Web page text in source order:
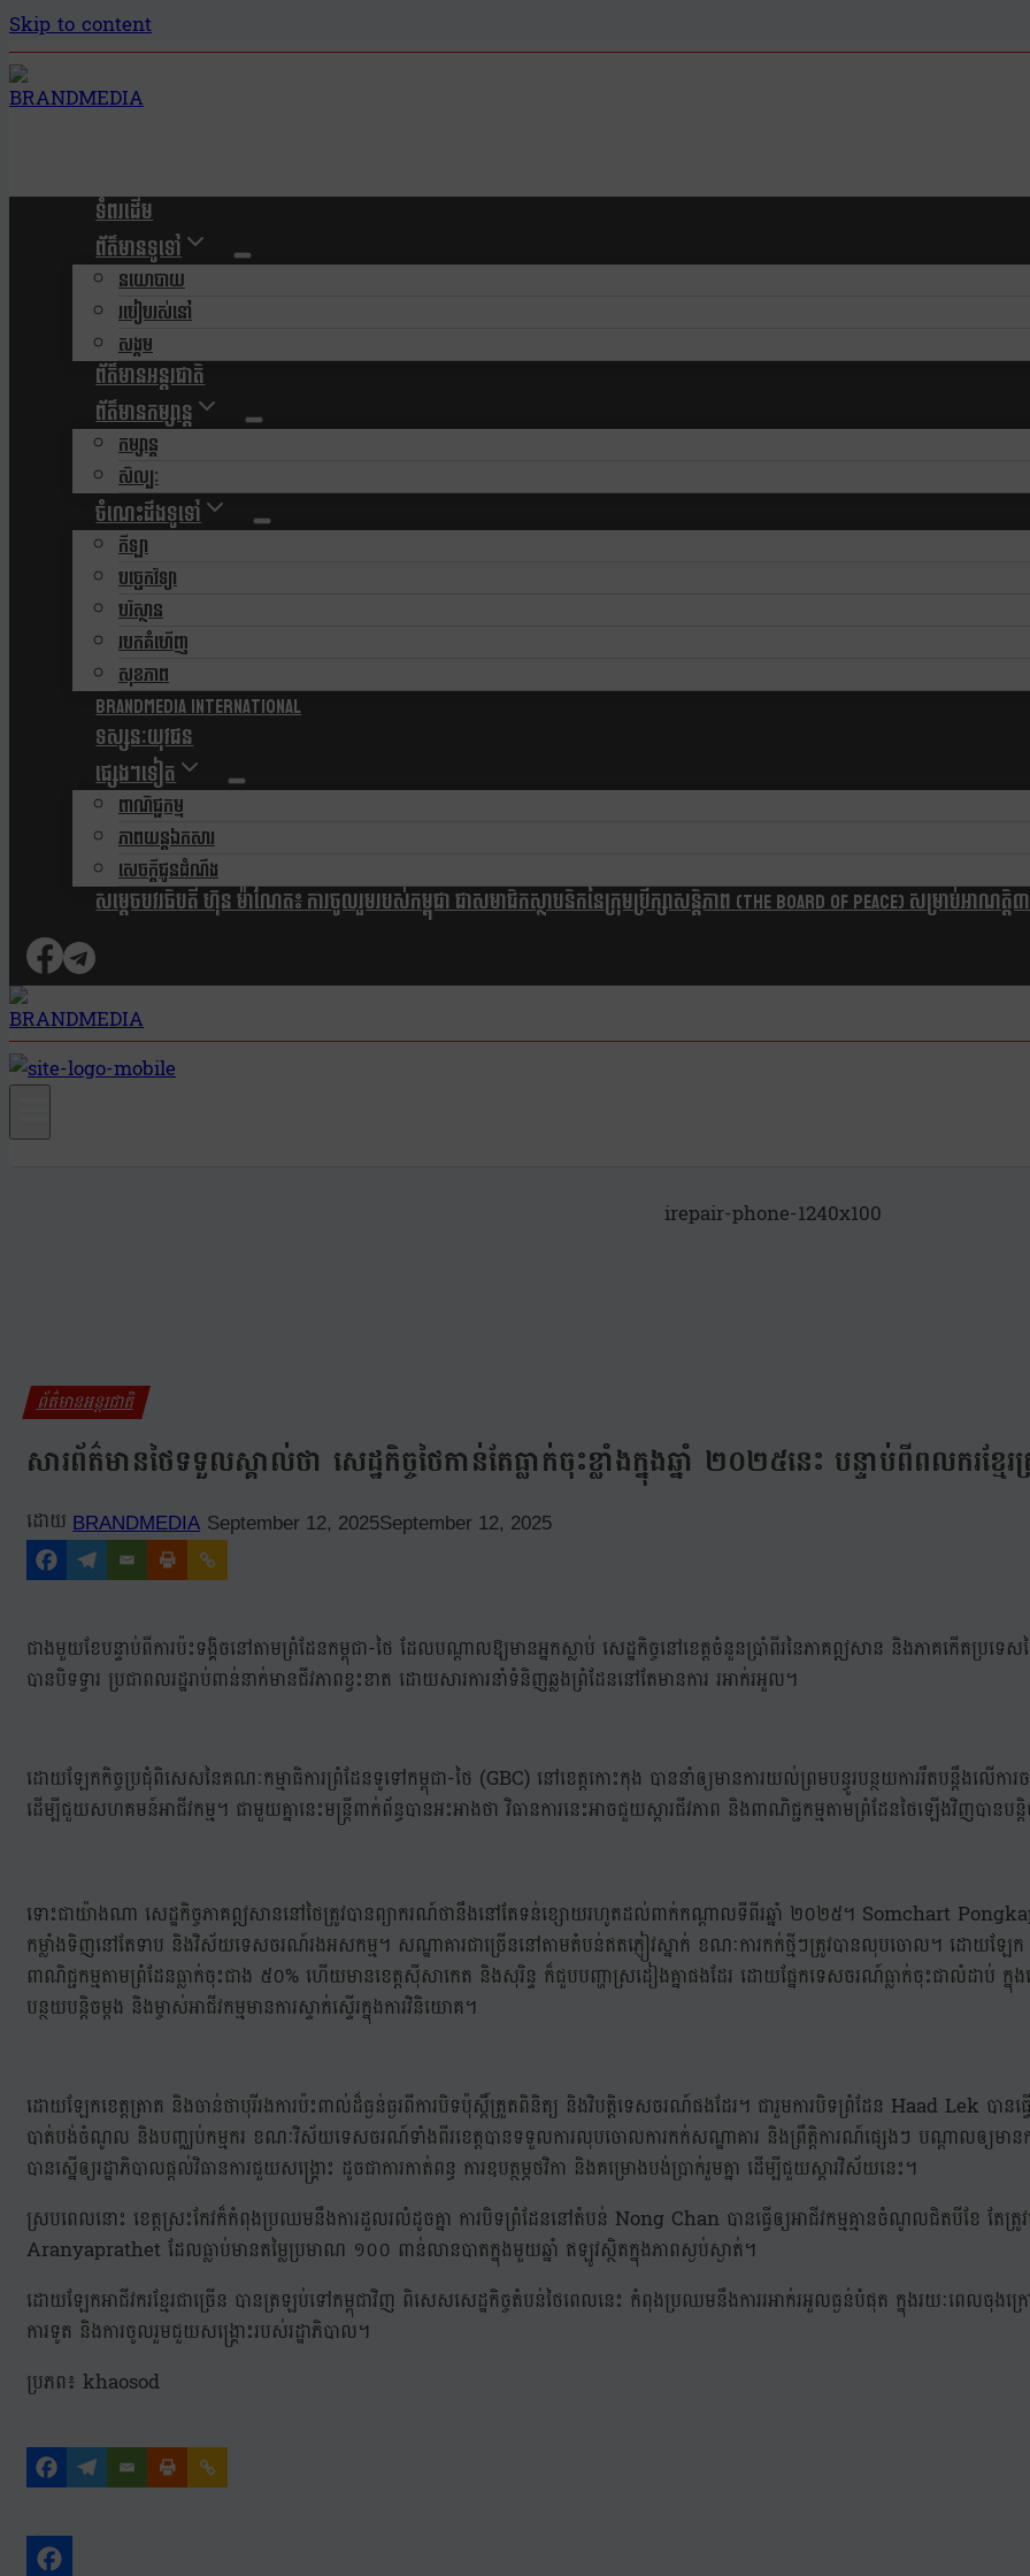
Skip to content
ទំពរដើម
ព័ត៌មានទូទៅ
នយោបាយ
របៀបរស់នៅ
សង្គម
ព័ត៌មានអន្តរជាតិ
ព័ត៌មានកម្សាន្ត
កម្សាន្ត
សិល្បៈ
ចំណេះដឹងទូទៅ
កីឡា
បច្ចេកវិទ្យា
បរិស្ថាន
របកគំហើញ
សុខភាព
Brandmedia international
ទស្សនៈយុវជន
ផ្សេងៗទៀត
ពាណិជ្ជកម្ម
ភាពយន្តឯកសារ
សេចក្តីជូនដំណឹង
សម្តេចបវរធិបតី ហ៊ុន ម៉ាណែត៖ ការចូលរួមរបស់កម្ពុជា ជាសមាជិកស្ថាបនិកនៃក្រុមប្រឹក្សាសន្តិភាព (The Board Of Peace) សម្រាប់អាណត្តិ៣
irepair-phone-1240x100
ព័ត៌មានអន្តរជាតិ
សារព័ត៌មានថៃទទួលស្គាល់ថា សេដ្ឋកិច្ចថៃកាន់តែធ្លាក់ចុះខ្លាំងក្នុងឆ្នាំ ២០២៥នេះ បន្ទាប់ពីពលករខ្ម
BRANDMEDIA September 12, 2025September 12, 2025
ជាងមួយខែបន្ទាប់ពីការប៉ះទង្គិចនៅតាមព្រំដែនកម្ពុជា-ថៃ ដែលបណ្ដាលឱ្យមានអ្នកស្លាប់ សេដ្ឋកិច្ចនៅខេត្តចំនួនប្រាំពីរនៃភាគឦសាន និងភាគកើតប្រទេសថ
បានបិទទ្វារ ប្រជាពលរដ្ឋរាប់ពាន់នាក់មានជីវភាពខ្វះខាត ដោយសារការនាំទំនិញឆ្លងព្រំដែននៅតែមានការ រអាក់រអួល។
ដោយឡែកកិច្ចប្រជុំពិសេសនៃគណៈកម្មាធិការព្រំដែនទូទៅកម្ពុជា-ថៃ (GBC) នៅខេត្តកោះកុង បាននាំឲ្យមានការយល់ព្រមបន្ធូរបន្ថយការរឹតបន្តឹងល
ដើម្បីជួយសហគមន៍អាជីវកម្ម។ ជាមួយគ្នានេះមន្ត្រីពាក់ព័ន្ធបានអះអាងថា វិធានការនេះអាចជួយស្តារជីវភាព និងពាណិជ្ជកម្មតាមព្រំដែនថៃឡើងវិញបានបន្
ទោះជាយ៉ាងណា សេដ្ឋកិច្ចភាគឦសាននៅថៃត្រូវបានព្យាករណ៍ថានឹងនៅតែទន់ខ្សោយរហូតដល់ពាក់កណ្តាលទីពីរឆ្នាំ ២០២៥។ Somchart
កម្លាំងទិញនៅតែទាប និងវិស័យទេសចរណ៍រងអសកម្ម។ សណ្ឋាគារជាច្រើននៅតាមតំបន់ឥតភ្ញៀវស្នាក់ ខណៈការកក់ថ្មីៗត្រូវបានលុបចោល។ ដោយឡែក
ពាណិជ្ជកម្មតាមព្រំដែនធ្លាក់ចុះជាង ៥០% ហើយមានខេត្តស៊ីសា​កេត និងសុរិន្ទ ក៏ជួបបញ្ហាស្រដៀងគ្នាផងដែរ ដោយផ្នែកទេសចរណ៍ធ្លាក់ចុះជាលំដាប់ ក្នុ
បន្ថយបន្តិចម្ដង និងម្ចាស់អាជីវកម្មមានការស្ទាក់ស្ទើរក្នុងការវិនិយោគ។
ដោយឡែកខេត្តត្រាត និងចាន់ថាបុរីរងការប៉ះពាល់ដ៏ធ្ងន់ធ្ងរពីការបិទប៉ុស្តិ៍ត្រួតពិនិត្យ និងវិបត្តិទេសចរណ៍ផងដែរ។ ជារួមការបិទព្រំដែន Haad Lek បា
បាត់បង់ចំណូល និងបញ្ឈប់កម្មករ ខណៈវិស័យទេសចរណ៍ទាំងពីរខេត្តបានទទួលការលុបចោលការកក់សណ្ឋាគារ និងព្រឹត្តិការណ៍ផ្សេងៗ បណ្តាលឲ្យមានកា
បានស្នើឲ្យរដ្ឋាភិបាលផ្តល់វិធានការជួយសង្គ្រោះ ដូចជាការកាត់ពន្ធ ការឧបត្ថម្ភថវិកា និងគម្រោងបង់ប្រាក់រួមគ្នា ដើម្បីជួយស្តារវិស័យនេះ។
ស្របពេលនោះ ខេត្តស្រះកែវក៏កំពុងប្រឈមនឹងការដួលរលំដូចគ្នា ការបិទព្រំដែននៅតំបន់ Nong Chan បានធ្វើឲ្យអាជីវកម្មគ្មានចំណូលជិតបីខែ តែត្រូវ
Aranyaprathet ដែលធ្លាប់មានតម្លៃប្រមាណ ១០០ ពាន់លានបាតក្នុងមួយឆ្នាំ ឥឡូវស្ថិតក្នុងភាពស្ងប់ស្ងាត់។
ដោយឡែកអាជីវករខ្មែរជាច្រើន បានត្រឡប់ទៅកម្ពុជាវិញ ពិសេសសេដ្ឋកិច្ចតំបន់ថៃពេលនេះ កំពុងប្រឈមនឹងការរអាក់រអួលធ្ងន់បំផុត ក្នុងរយៈពេល
ការទូត និងការចូលរួមជួយសង្គ្រោះរបស់រដ្ឋាភិបាល។
ប្រភព៖ khaosod